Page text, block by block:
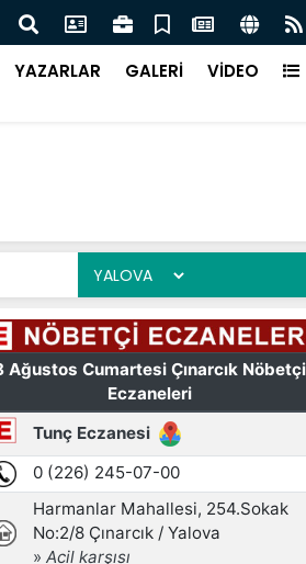
Hiçbir Girişim Başarıya Ulaşamaz !
YAZARLAR GALERİ VİDEO